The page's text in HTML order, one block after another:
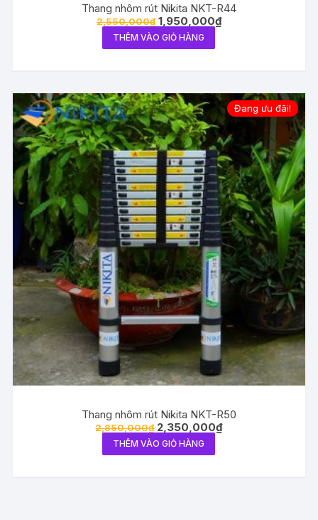
Thang nhôm rút Nikita NKT-R44
2,550,000₫ 1,950,000₫
THÊM VÀO GIỎ HÀNG
Đang ưu đãi!
Thang nhôm rút Nikita NKT-R50
2,850,000₫ 2,350,000₫
THÊM VÀO GIỎ HÀNG